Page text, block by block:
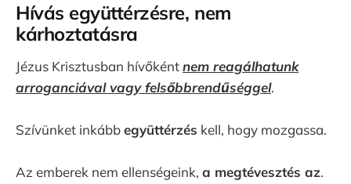
Hívás együttérzésre, nem
kárhoztatásra
Jézus Krisztusban hívőkéntnem reagálhatunk
arroganciával vagy felsőbbrendűséggel.
Szívünket inkábbegyüttérzés kell, hogy mozgassa.
Az emberek nem ellenségeink, a megtévesztés az.